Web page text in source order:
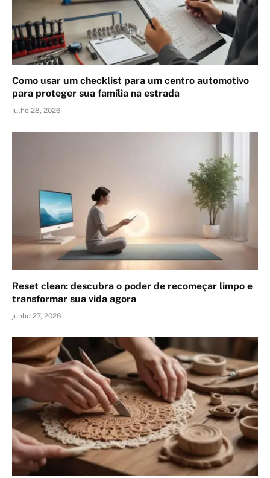
Como usar um checklist para um centro automotivo
para proteger sua família na estrada
julho 28, 2026
Reset clean: descubra o poder de recomeçar limpo e
transformar sua vida agora
junho 27, 2026